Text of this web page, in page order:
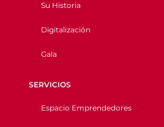
Su Historia
Digitalización
Gala
SERVICIOS
Espacio Emprendedores